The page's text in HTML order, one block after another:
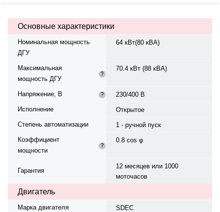
жидкостная, смазки — 7.5 л.
Частота вращения — 1500 об/
фазный, 230/400 В, 50 Гц, класс
изоляции H. Расход топлива: 18.7
при 75%. Панель управления —
Deepsea DSE4520, степень
х ход поршня — 105 x118 мм. Вес
— 1060 кг, габариты:
Производство: Китай, гарантия —
Основные характеристики
Номинальная мощность
ДГУ
64 кВт(80 кВА)
Максимальная
мощность ДГУ
?
70.4 кВт (88 кВА)
Напряжение, В ?
230/400 В
Исполнение
Открытое
Степень автоматизации
1 - ручной пуск
Коэффициент
мощности
?
0.8 cos φ
Гарантия
12 месяцев или 1000
моточасов
Двигатель
Марка двигателя
SDEC